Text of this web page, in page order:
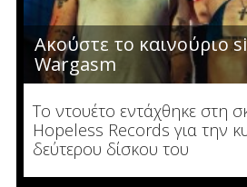
Ακούστε το καινούριο
Wargasm
To ντουέτο εντάχθηκε στη
Hopeless Records για την
δεύτερου δίσκου του